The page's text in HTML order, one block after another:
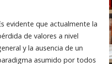
evidente que actualmente la
de valores a nivel
y la ausencia de un
asumido por todos